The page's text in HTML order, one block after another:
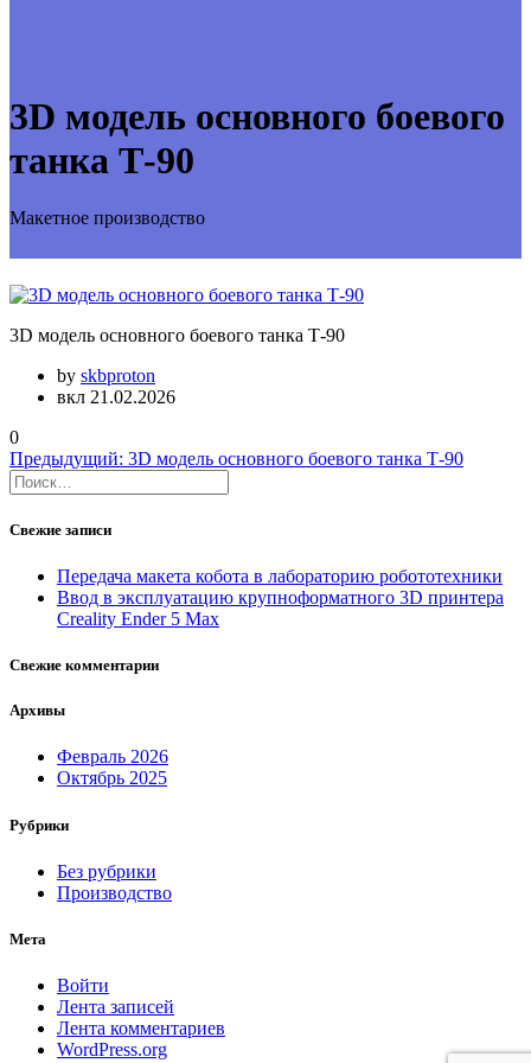
3D модель основного боевого
танка Т-90
Макетное производство
3D модель основного боевого танка Т-90
by skbproton
вкл 21.02.2026
0
Навигация
по
записям
Предыдущий: Предыдущая
3D модель основного боевого танка Т-90
Найти:
Свежие записи
Передача макета кобота в лабораторию робототехники
Ввод в эксплуатацию крупноформатного 3D принтера
Creality Ender 5 Max
Свежие комментарии
Архивы
Февраль 2026
Октябрь 2025
Рубрики
Без рубрики
Производство
Мета
Войти
Лента записей
Лента комментариев
WordPress.org